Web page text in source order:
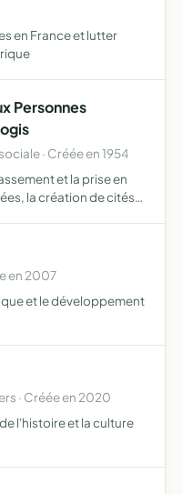
en France et lutter
Personnes
· Créée en 1954
et la prise en
la création de cités
en 2007
et le développement
· Créée en 2020
l'histoire et la culture